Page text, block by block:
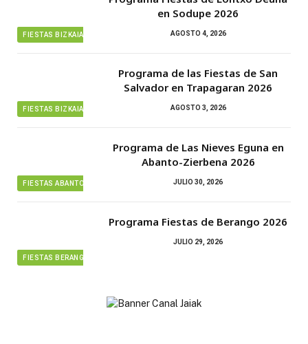
FIESTAS BIZKAIA
en Sodupe 2026
AGOSTO 4, 2026
FIESTAS BIZKAIA
Programa de las Fiestas de San
Salvador en Trapagaran 2026
AGOSTO 3, 2026
FIESTAS ABANTO ZIERBENA
Programa de Las Nieves Eguna en
Abanto-Zierbena 2026
JULIO 30, 2026
FIESTAS BERANGO
Programa Fiestas de Berango 2026
JULIO 29, 2026